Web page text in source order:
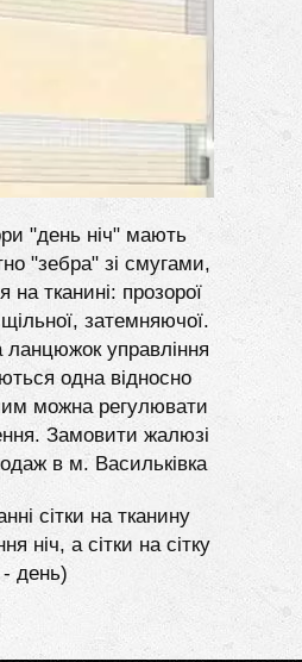
"день ніч" мають
"зебра" зі смугами,
на тканині: прозорої
затемняючої.
управління
одна відносно
можна регулювати
Замовити жалюзі
в м. Васильківка
сітки на тканину
ніч, а сітки на сітку
- день)